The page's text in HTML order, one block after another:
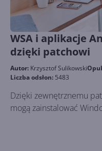
WSA i aplikacje
dzięki patchowi
Autor: Krzysztof Sulikowski
Liczba odsłon: 5483
Dzięki zewnętrznemu
mogą zainstalować